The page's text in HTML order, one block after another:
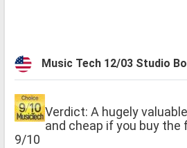
Music Tech 12/03 Studio
Verdict: A hugely
and cheap if you buy the
9/10